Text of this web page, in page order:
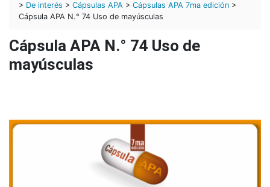
> De interés > Cápsulas APA > Cápsulas APA 7ma edición >
Cápsula APA N.° 74 Uso de mayúsculas
Cápsula APA N.° 74 Uso de
mayúsculas